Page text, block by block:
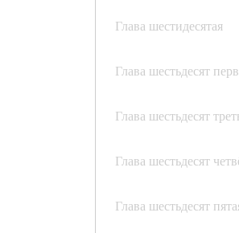
Глава шестидесятая
Глава шестьдесят
Глава шестьдесят
Глава шестьдесят
Глава шестьдесят